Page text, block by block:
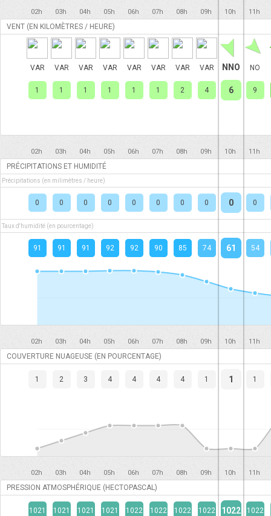
02h 03h 04h 05h 06h 07h 08h 09h 10h 11h
VENT (EN KILOMÈTRES / HEURE)
VAR VAR VAR VAR VAR VAR VAR VAR NNO NO
1 1 1 1 1 1 2 4 6 9
02h 03h 04h 05h 06h 07h 08h 09h 10h 11h
PRÉCIPITATIONS ET HUMIDITÉ
Précipitations (en milimètres / heure)
0 0 0 0 0 0 0 0 0 0
Taux d'humidité (en pourcentage)
91 91 91 92 92 90 85 74 61 54
02h 03h 04h 05h 06h 07h 08h 09h 10h 11h
COUVERTURE NUAGEUSE (EN POURCENTAGE)
1 2 3 4 4 4 4 1 1 1
02h 03h 04h 05h 06h 07h 08h 09h 10h 11h
PRESSION ATMOSPHÉRIQUE (HECTOPASCAL)
1021 1021 1021 1021 1022 1022 1022 1022 1022 1022